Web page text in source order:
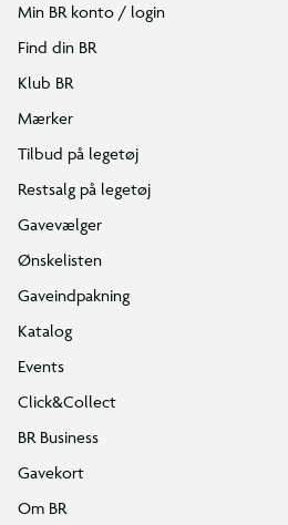
Min BR konto / login
Find din BR
Klub BR
Mærker
Tilbud på legetøj
Restsalg på legetøj
Gavevælger
Ønskelisten
Gaveindpakning
Katalog
Events
Click&Collect
BR Business
Gavekort
Om BR